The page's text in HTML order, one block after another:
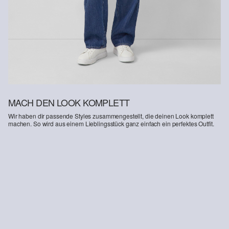
Deine Retoure kannst du HIERonline anmelden.
MACH DEN LOOK KOMPLETT
Wir haben dir passende Styles zusammengestellt, die deinen Look komplett
machen. So wird aus einem Lieblingsstück ganz einfach ein perfektes Outfit.